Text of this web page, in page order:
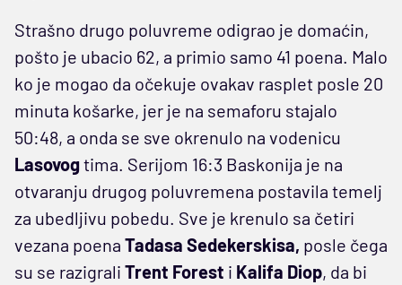
Strašno drugo poluvreme odigrao je domaćin,
pošto je ubacio 62, a primio samo 41 poena. Malo
ko je mogao da očekuje ovakav rasplet posle 20
minuta košarke, jer je na semaforu stajalo
50:48, a onda se sve okrenulo na vodenicu
Lasovogtima. Serijom 16:3 Baskonija je na
otvaranju drugog poluvremena postavila temelj
za ubedljivu pobedu. Sve je krenulo sa četiri
vezana poena Tadasa Sedekerskisa, posle čega
su se razigrali Trent Forest i Kalifa Diop, da bi